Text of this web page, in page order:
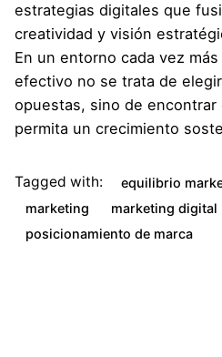
estrategias digitales que
creatividad y visión
En un entorno cada vez
efectivo no se trata de
opuestas, sino de
permita un crecimiento
Tagged with: equilibrio
marketing
marketing digital
posicionamiento de marca